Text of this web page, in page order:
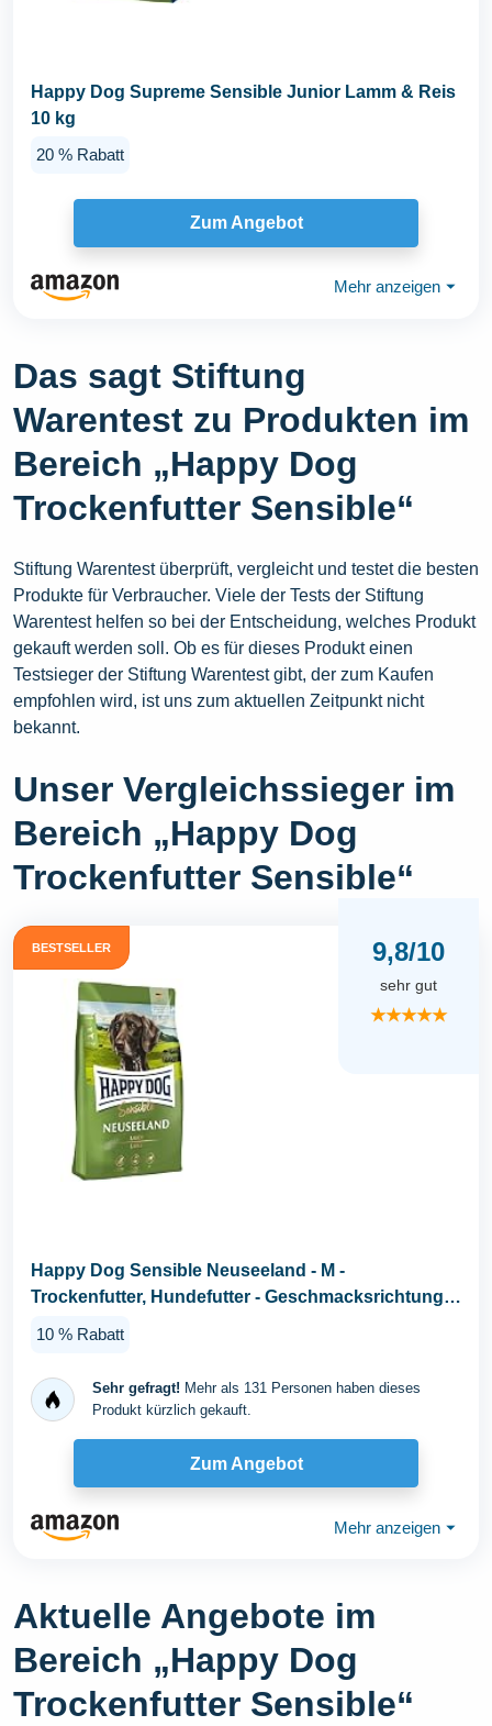
Happy Dog Supreme Sensible Junior Lamm & Reis
10 kg
20 % Rabatt
Zum Angebot
Mehr anzeigen ⏷
Das sagt Stiftung
Warentest zu Produkten im
Bereich „Happy Dog
Trockenfutter Sensible“
Stiftung Warentest überprüft, vergleicht und testet die besten
Produkte für Verbraucher. Viele der Tests der Stiftung
Warentest helfen so bei der Entscheidung, welches Produkt
gekauft werden soll. Ob es für dieses Produkt einen
Testsieger der Stiftung Warentest gibt, der zum Kaufen
empfohlen wird, ist uns zum aktuellen Zeitpunkt nicht
bekannt.
Unser Vergleichssieger im
Bereich „Happy Dog
Trockenfutter Sensible“
BESTSELLER 9,8/10
sehr gut
★★★★★
Happy Dog Sensible Neuseeland - M -
Trockenfutter, Hundefutter - Geschmacksrichtung
10 % Rabatt
Sehr gefragt! Mehr als 131 Personen haben dieses
Produkt kürzlich gekauft.
Zum Angebot
Mehr anzeigen ⏷
Aktuelle Angebote im
Bereich „Happy Dog
Trockenfutter Sensible“